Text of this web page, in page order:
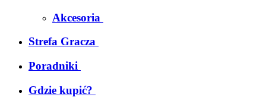
Akcesoria
Strefa Gracza
Poradniki
Gdzie kupić?